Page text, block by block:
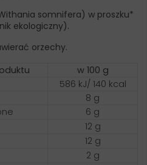
somnifera) w proszku*
ekologiczny).
orzechy.
w 100 g
586 kJ/ 140 kcal
8 g
6 g
12 g
12 g
2 g